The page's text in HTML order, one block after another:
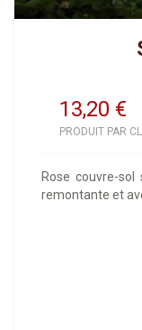
13,20 €
PRODUIT PAR
Rose couvre-
remontante et